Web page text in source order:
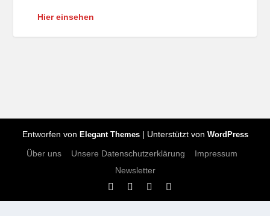
Hier einsehen
Entworfen von Elegant Themes| Unterstützt von WordPress
Über uns Unsere Datenschutzerklärung
Impressum
Newsletter